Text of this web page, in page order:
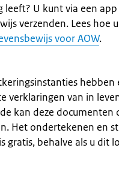
leeft? U kunt via een app
verzenden. Lees hoe
voor AOW.
hebben
verklaringen van in
kan deze
Het ondertekenen en
gratis, behalve als u dit